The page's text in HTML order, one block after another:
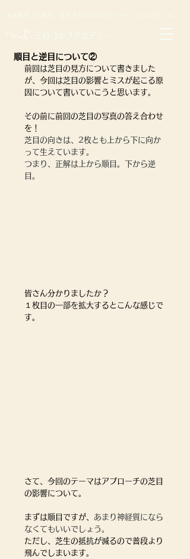
​三好ゴルフアカデミー
順目と逆目について②
前回は芝目の見方について書きました
が、今回は芝目の影響とミスが起こる原
因について書いていこうと思います。
その前に前回の芝目の写真の答え合わせ
を！
芝目の向きは、2枚とも上から下に向か
って生えています。
つまり、正解は上から順目。下から逆
目。
皆さん分かりましたか？
１枚目の一部を拡大するとこんな感じで
す。
さて、今回のテーマはアプローチの芝目
の影響について。
まずは順目ですが、 あまり神経質になら
なくてもいいでしょう。
ただし、芝生の抵抗が減るので普段より
飛んでしまいます。